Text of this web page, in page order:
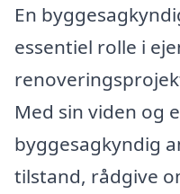
En
essentiel rolle i
Med sin viden og
byggesagkyndig
tilstand, rådgive